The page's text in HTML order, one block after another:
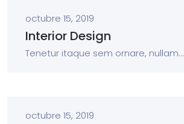
octubre 15, 2019
Interior Design
Tenetur itaque sem ornare, nullam...
octubre 15, 2019